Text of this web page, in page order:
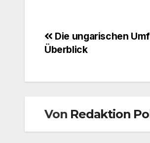
Die ungarischen
Überblick
Von Redaktion